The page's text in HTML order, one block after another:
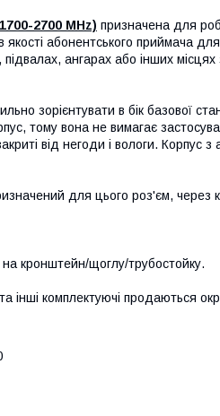
2700 MHz) призначена для
абонентського приймача
ангарах або інших
зорієнтувати в бік базової
тому вона не вимагає
від негоди і вологи. Корпус з
для цього роз'єм, через
на кронштейн/щоглу/трубостойку.
інші комплектуючі продаються